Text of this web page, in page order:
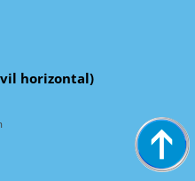
horizontal)